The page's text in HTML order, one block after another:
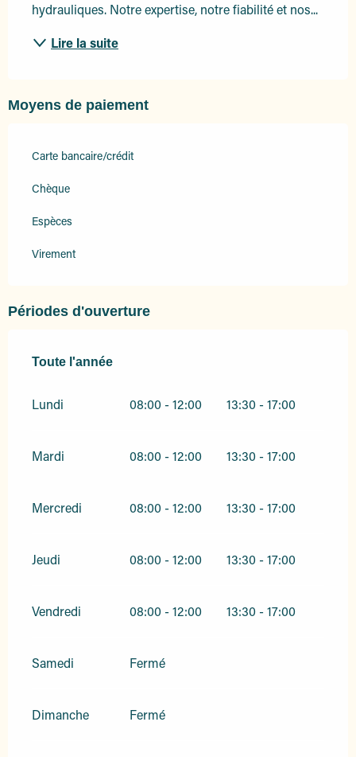
hydrauliques. Notre expertise, notre fiabilité et nos...
Lire la suite
Moyens de paiement
Carte bancaire/crédit
Chèque
Espèces
Virement
Périodes d'ouverture
Toute l'année
Toute l'année
Lundi 08:00 - 12:00 13:30 - 17:00
Mardi 08:00 - 12:00 13:30 - 17:00
Mercredi 08:00 - 12:00 13:30 - 17:00
Jeudi 08:00 - 12:00 13:30 - 17:00
Vendredi 08:00 - 12:00 13:30 - 17:00
Samedi Fermé
Dimanche Fermé